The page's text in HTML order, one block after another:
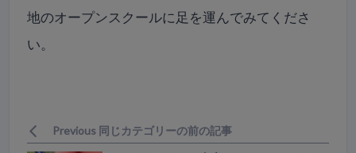
地のオープンスクールに足を運んでみてくださ
い。
Previous 同じカテゴリーの前の記事